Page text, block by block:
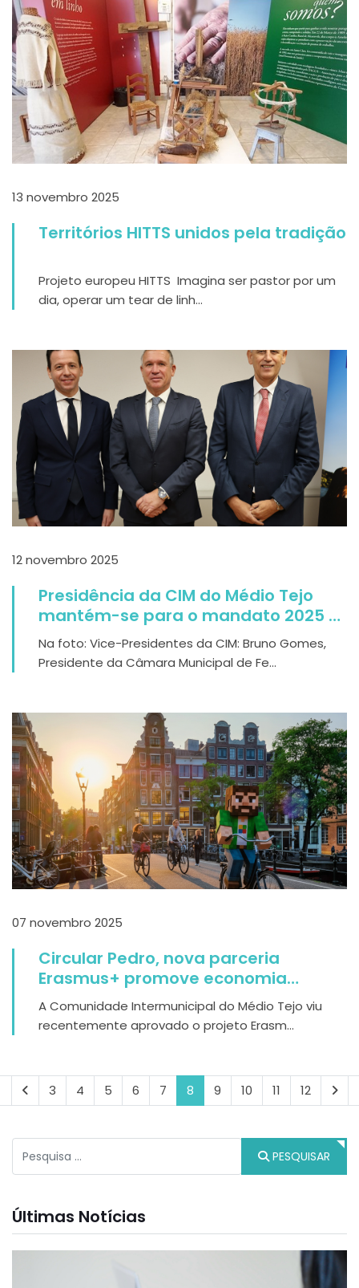
PESQUISAR
Últimas Notícias
13 novembro 2025
Territórios HITTS unidos pela tradição
Projeto europeu HITTS Imagina ser pastor por um
dia, operar um tear de linh...
12 novembro 2025
Presidência da CIM do Médio Tejo
mantém-se para o mandato 2025 -
2029
Na foto: Vice-Presidentes da CIM: Bruno Gomes,
Presidente da Câmara Municipal de Fe...
07 novembro 2025
Circular Pedro, nova parceria
Erasmus+ promove economia
circular
A Comunidade Intermunicipal do Médio Tejo viu
recentemente aprovado o projeto Erasm...
3 4 5 6 7 8 9 10 11 12